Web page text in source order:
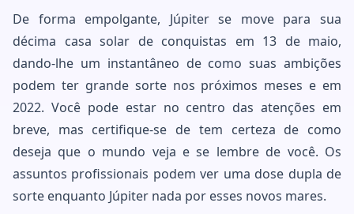
De forma empolgante, Júpiter se move para sua
décima casa solar de conquistas em 13 de maio,
dando-lhe um instantâneo de como suas ambições
podem ter grande sorte nos próximos meses e em
2022. Você pode estar no centro das atenções em
breve, mas certifique-se de tem certeza de como
deseja que o mundo veja e se lembre de você. Os
assuntos profissionais podem ver uma dose dupla de
sorte enquanto Júpiter nada por esses novos mares.